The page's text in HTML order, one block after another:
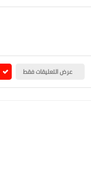
عرض التعليقات فقط